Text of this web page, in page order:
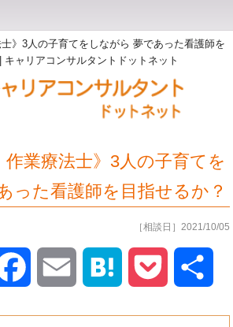
士》3人の子育てをしながら 夢であった看護師を
キャリアコンサルタントドットネット
作業療法士》3人の子育てを
った看護師を目指せるか？
［相談日］2021/10/05
Facebook Email Hatena Pocket